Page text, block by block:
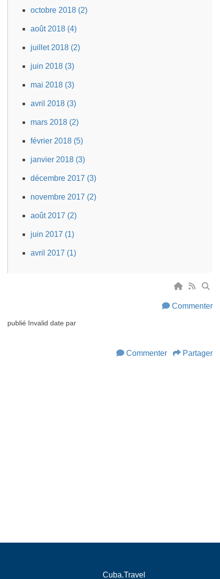
octobre 2018 (2)
août 2018 (4)
juillet 2018 (2)
juin 2018 (3)
mai 2018 (3)
avril 2018 (3)
mars 2018 (2)
février 2018 (5)
janvier 2018 (3)
décembre 2017 (3)
novembre 2017 (2)
août 2017 (2)
juin 2017 (1)
avril 2017 (1)
Commenter
publié Invalid date par
Commenter Partager
Cuba.Travel